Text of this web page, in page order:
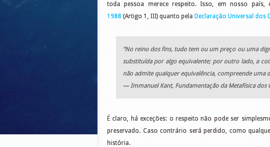
toda pessoa merece respeito. Isso, em nosso
1988 (Artigo 1, III) quanto pela Declaração Universal dos
“No reino dos fins, tudo tem ou um preço ou uma
substituída por algo equivalente; por outro lado, a
não admite qualquer equivalência, compreende uma
—Immanuel Kant, Fundamentação da Metafísica dos
É claro, há exceções: o respeito não pode ser
preservado. Caso contrário será perdido, como
história.